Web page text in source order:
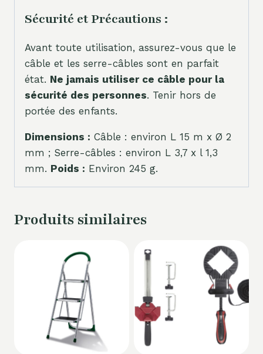
Sécurité et Précautions :
Avant toute utilisation, assurez-vous que le
câble et les serre-câbles sont en parfait
état. Ne jamais utiliser ce câble pour la
sécurité des personnes. Tenir hors de
portée des enfants.
Dimensions : Câble : environ L 15 m x Ø 2
mm ; Serre-câbles : environ L 3,7 x l 1,3
mm. Poids : Environ 245 g.
Produits similaires